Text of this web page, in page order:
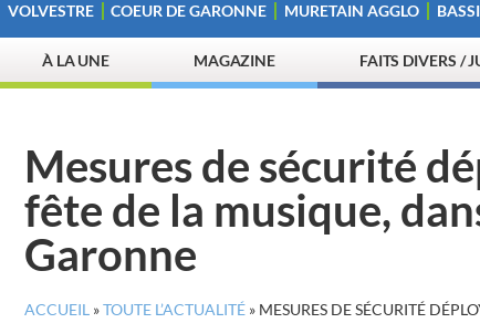
VOLVESTRE COEUR DE GARONNE MURETAIN AGGLO
À LA UNE MAGAZINE FAITS DIVERS /
Mesures de sécurité
fête de la musique,
Garonne
ACCUEIL »TOUTE L’ACTUALITÉ » MESURES DE SÉCURITÉ